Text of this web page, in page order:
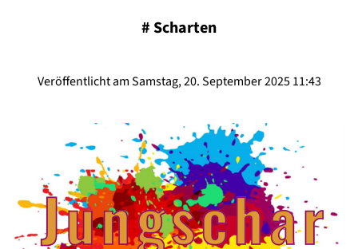
# Scharten
Veröffentlicht am Samstag, 20. September 2025 11:43